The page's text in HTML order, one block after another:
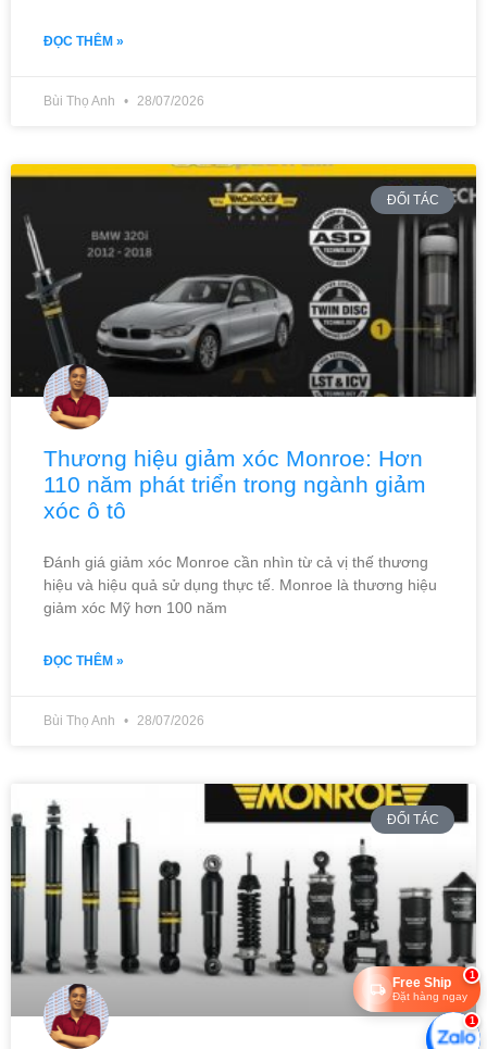
ĐỌC THÊM »
Bùi Thọ Anh 28/07/2026
ĐỐI TÁC
Thương hiệu giảm xóc Monroe: Hơn
110 năm phát triển trong ngành giảm
xóc ô tô
Đánh giá giảm xóc Monroe cần nhìn từ cả vị thế thương
hiệu và hiệu quả sử dụng thực tế. Monroe là thương hiệu
giảm xóc Mỹ hơn 100 năm
ĐỌC THÊM »
Bùi Thọ Anh 28/07/2026
ĐỐI TÁC
1
Free Ship
Đặt hàng ngay
1